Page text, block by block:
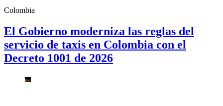
Colombia
El Gobierno moderniza las reglas del
servicio de taxis en Colombia con el
Decreto 1001 de 2026